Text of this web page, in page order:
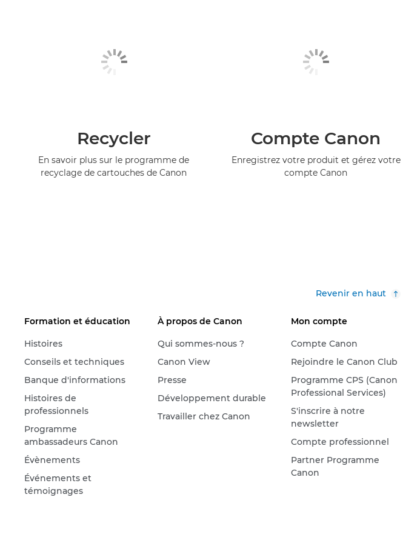
Recycler
En savoir plus sur le programme de
recyclage de cartouches de Canon
Compte Canon
Enregistrez votre produit et gérez votre
compte Canon
Revenir en haut
Formation et éducation
Histoires
Conseils et techniques
Banque d'informations
Histoires de
professionnels
Programme
ambassadeurs Canon
Évènements
Événements et
témoignages
À propos de Canon
Qui sommes-nous ?
Canon View
Presse
Développement durable
Travailler chez Canon
Mon compte
Compte Canon
Rejoindre le Canon Club
Programme CPS (Canon
Professional Services)
S'inscrire à notre
newsletter
Compte professionnel
Partner Programme
Canon